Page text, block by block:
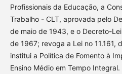
Profissionais da Educação, a
Trabalho - CLT, aprovada pelo
de maio de 1943, e o Decreto-
de 1967; revoga a Lei no
institui a Política de Fomento à
Ensino Médio em Tempo